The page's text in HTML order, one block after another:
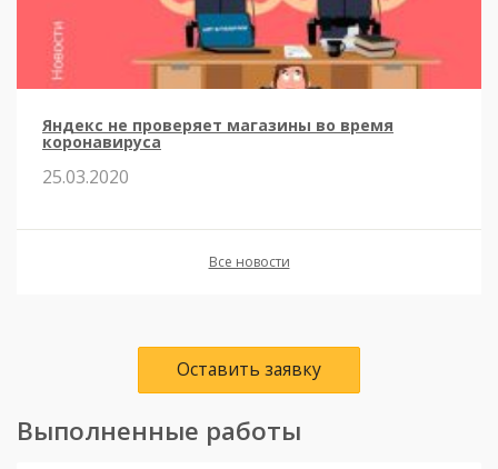
Яндекс не проверяет магазины во время
коронавируса
25.03.2020
Все новости
Оставить заявку
Выполненные работы